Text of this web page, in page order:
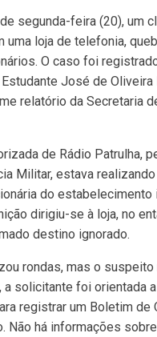
segunda-feira (20), um
uma loja de telefonia,
O caso foi
Estudante José de
relatório da Secretaria
de Rádio Patrulha,
Militar, estava
do
dirigiu-se à loja, no
destino ignorado.
rondas, mas o
solicitante foi orientada a
registrar um Boletim de
Não há informações